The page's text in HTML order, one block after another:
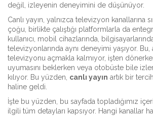
değil, izleyenin deneyimini de düşünüyor.
Canlı yayın, yalnızca televizyon kanallarına
çoğu, birlikte çalıştığı platformlarla da
kullanıcı, mobil cihazlarında,
televizyonlarında aynı deneyimi yaşıyor. Bu,
televizyonu açmakla kalmıyor, işten
uyumasını beklerken veya otobüste bile
kılıyor. Bu yüzden, canlı yayın artık bir
haline geldi.
İşte bu yüzden, bu sayfada topladığımız
ilgili tüm detayları kapsıyor. Hangi kanallar